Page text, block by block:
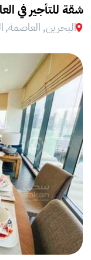
شقة للتأجير في
البحرين, العاصمة,